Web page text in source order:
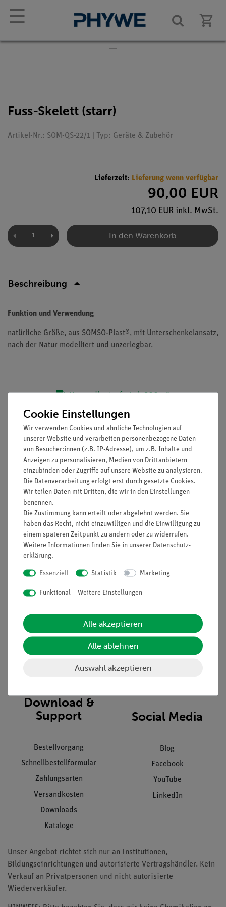
☰
Fuss-Skelett (starr)
Artikel-Nr.: SOM-QS-22/1 | Typ: Geräte & Zubehör
Lieferzeit: Lieferung wenn verfügbar
90,00 EUR
107,10 EUR inkl. MwSt.
In den Warenkorb
Beschreibung
Funktion und Verwendung
natürliche Größe, aus SOMSO-Plast®, mit Unterschenkelansatz,
nach der Natur modelliert und unzerlegbar.
Versandkostenfrei ab 300,- €
Nach oben
Informationen
Unternehmen
Stellenangebote
Kontakt
Hinweisgeberschutz
Service
Übersicht Service
Einräumservice
Download &
Support
Bestellvorgang
Schnellbestellformular
Zahlungsarten
Versandkosten
Downloads
Kataloge
Social Media
Blog
Facebook
YouTube
LinkedIn
Unser Angebot richtet sich nur an Institutionen,
Bildungseinrichtungen und autorisierte Vertragshändler. Kein
Verkauf an Privatpersonen und nicht autorisierte
Wiederverkäufer.
Cookie Einstellungen
Wir verwenden Cookies und ähnliche Technologien auf
unserer Website und verarbeiten personenbezogene Daten
von Besucher:innen (z.B. IP-Adresse), um z.B. Inhalte und
Anzeigen zu personalisieren, Medien von Drittanbietern
einzubinden oder Zugriffe auf unsere Website zu analysieren.
Die Datenverarbeitung erfolgt erst durch gesetzte Cookies.
Wir teilen Daten mit Dritten, die wir in den Einstellungen
benennen.
Die Zustimmung kann erteilt oder abgelehnt werden. Sie
haben das Recht, nicht einzuwilligen und die Einwilligung zu
einem späteren Zeitpunkt zu ändern oder zu widerrufen.
Weitere Informationen finden Sie in unserer Daten­schutz­
erklärung.
Essenziell Statistik Marketing
Funktional Weitere Einstellungen
Alle akzeptieren
Alle ablehnen
Auswahl akzeptieren